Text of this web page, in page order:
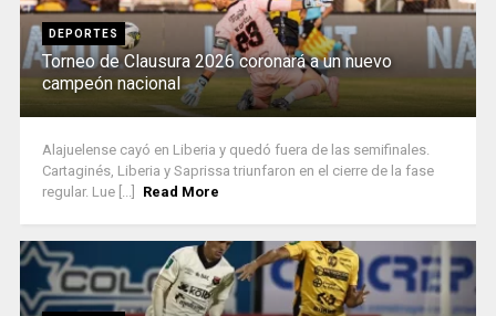
DEPORTES
Torneo de Clausura 2026 coronará a un nuevo
campeón nacional
Alajuelense cayó en Liberia y quedó fuera de las semifinales.
Cartaginés, Liberia y Saprissa triunfaron en el cierre de la fase
regular. Lue [...]
Read More